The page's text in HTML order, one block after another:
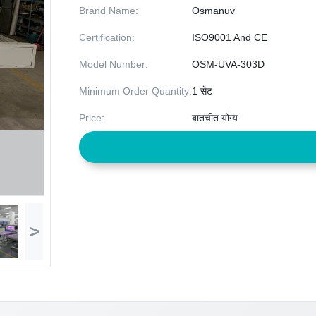
>
Brand Name: Osmanuv
Certification: ISO9001 And CE
Model Number: OSM-UVA-303D
Minimum Order Quantity:1 सेट
Price: बातचीत योग्य